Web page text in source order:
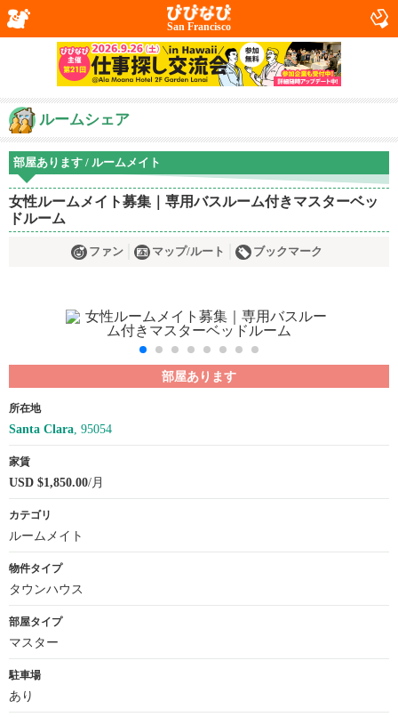
San Francisco
ルームシェア
部屋あります / ルームメイト
女性ルームメイト募集｜専用バスルーム付きマスターベッ
ドルーム
ファン マップ/ルート ブックマーク
部屋あります
所在地
Santa Clara , 95054
家賃
USD $1,850.00/月
カテゴリ
ルームメイト
物件タイプ
タウンハウス
部屋タイプ
マスター
駐車場
あり